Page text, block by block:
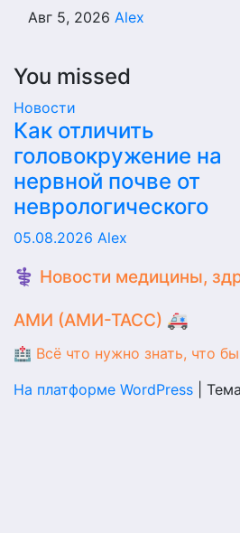
Авг 5, 2026 Alex
You missed
Новости
Как отличить
головокружение на
нервной почве от
неврологического
05.08.2026 Alex
⚕️ Новости медицины,
АМИ (АМИ-ТАСС) 🚑
🏥 Всё что нужно знать, что
На платформе WordPress
Тема